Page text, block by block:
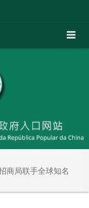
商局联手全球知名